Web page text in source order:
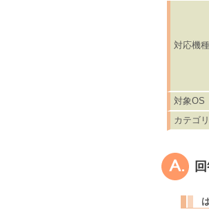
対応機種
対象OS
カテゴリ